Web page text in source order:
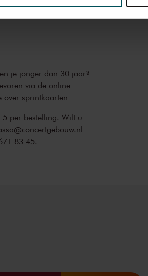
kunnen ontvangen en verwerken.
je jonger dan 30 jaar?
via de online
over sprintkaarten
5 per bestelling. Wilt u
83 45.